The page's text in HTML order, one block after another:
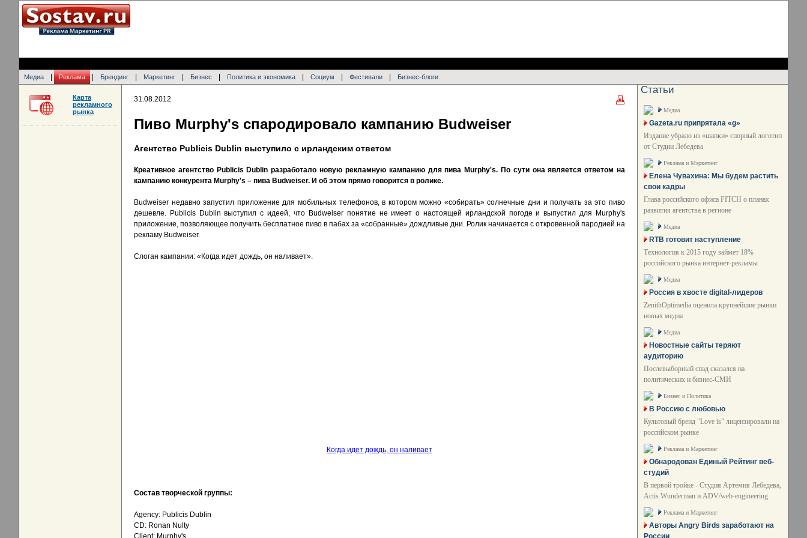
Медиа Реклама Брендинг Маркетинг Бизнес Политика и экономика Социум Фестивали Бизнес-блоги
31.08.2012
Пиво Murphy's спародировало кампанию Budweiser
Агентство Publicis Dublin выступило с ирландским ответом
Креативное агентство Publicis Dublin разработало новую рекламную кампанию для пива Murphy's. По сути она является ответом на
кампанию конкурента Murphy's – пива Budweiser. И об этом прямо говорится в ролике.
Budweiser недавно запустил приложение для мобильных телефонов, в котором можно «собирать» солнечные дни и получать за это пиво
дешевле. Publicis Dublin выступил с идеей, что Budweiser понятие не имеет о настоящей ирландской погоде и выпустил для Murphy's
приложение, позволяющее получить бесплатное пиво в пабах за «собранные» дождливые дни. Ролик начинается с откровенной пародией на
рекламу Budweiser.
Слоган кампании: «Когда идет дождь, он наливает».
Когда идет дождь, он наливает
Состав творческой группы:
Agency: Publicis Dublin
CD: Ronan Nulty
Client: Murphy's
Карта
рекламного
рынка
Статьи
Медиа
Gazeta.ru припрятала «g»
Издание убрало из «шапки» спорный логотип
от Студии Лебедева
Реклама и Маркетинг
Елена Чувахина: Мы будем растить
свои кадры
Глава российского офиса FITCH о планах
развития агентства в регионе
Медиа
RTB готовит наступление
Технология к 2015 году займет 18%
российского рынка интернет-рекламы
Медиа
Россия в хвосте digital-лидеров
ZenithOptimedia оценила крупнейшие рынки
новых медиа
Медиа
Новостные сайты теряют
аудиторию
Послевыборный спад сказался на
политических и бизнес-СМИ
Бизнес и Политика
В Россию с любовью
Культовый бренд "Love is" лицензировали на
российском рынке
Реклама и Маркетинг
Обнародован Единый Рейтинг веб-
студий
В первой тройке - Студия Артемия Лебедева,
Actis Wunderman и ADV/web-engineering
Реклама и Маркетинг
Авторы Angry Birds заработают на
России